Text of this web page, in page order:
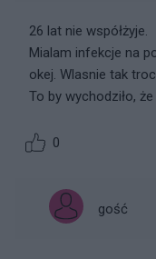
26 lat nie współżyje.
Mialam infekcje na
okej. Wlasnie tak
To by wychodziło,
0
gość